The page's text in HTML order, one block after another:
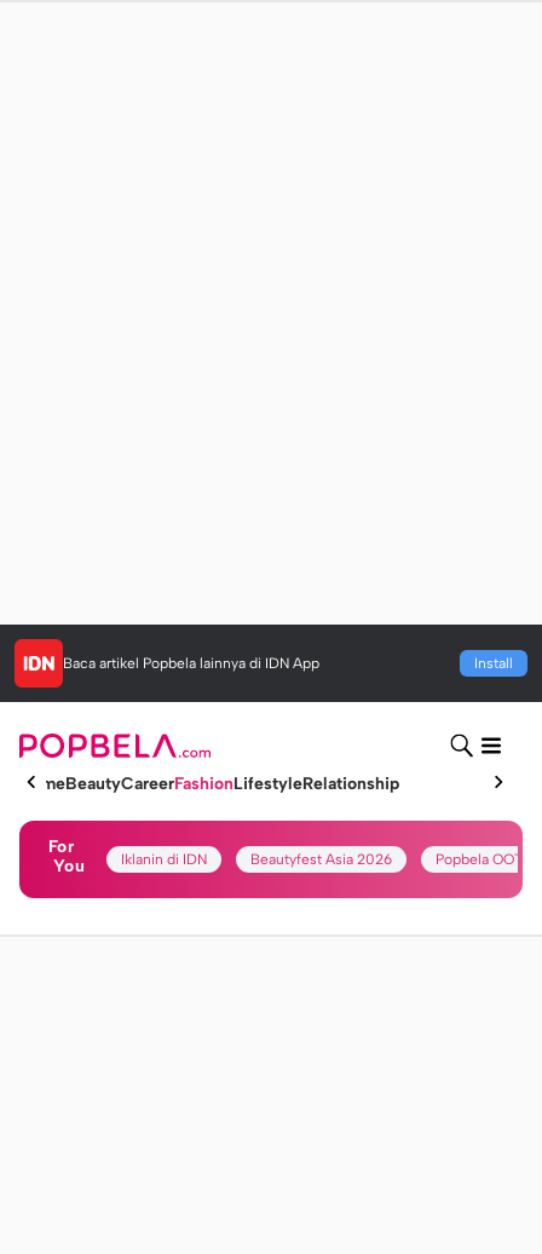
Baca artikel Popbela lainnya di IDN App Install
HomeBeautyCareerFashionLifestyleRelationship
For
You
Iklanin di IDN Beautyfest Asia 2026 Popbela OOTD